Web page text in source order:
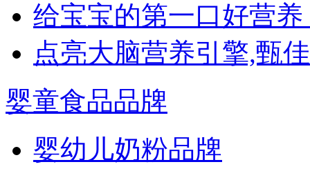
给宝宝的第一口好营
点亮大脑营养引擎,甄
婴童食品品牌
婴幼儿奶粉品牌